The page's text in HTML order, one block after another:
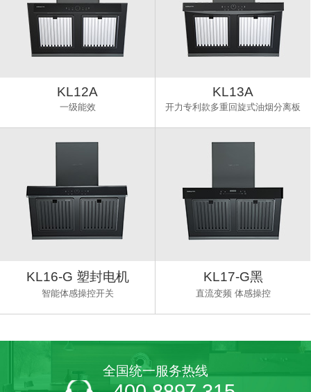
KL12A
一级能效
KL13A
开力专利款多重回旋式油烟分离板
KL16-G 塑封电机
智能体感操控开关
KL17-G黑
直流变频 体感操控
全国统一服务热线